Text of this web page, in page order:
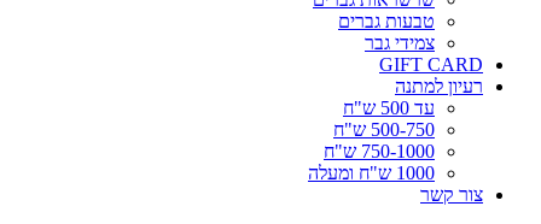
טבעות גברים
צמידי גבר
GIFT CARD
רעיון למתנה
עד 500 ש"ח
500-750 ש"ח
750-1000 ש"ח
1000 ש"ח ומעלה
צור קשר